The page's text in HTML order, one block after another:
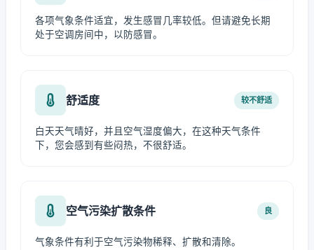
各项气象条件适宜，发生感冒几率较低。但请避免长期
处于空调房间中，以防感冒。
舒适度 较不舒适
白天天气晴好，并且空气湿度偏大，在这种天气条件
下，您会感到有些闷热，不很舒适。
空气污染扩散条件 良
气象条件有利于空气污染物稀释、扩散和清除。